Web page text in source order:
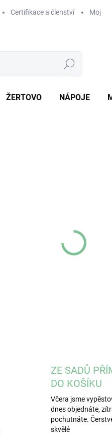
Certifikace a členství Moje
Hledat
ŽERTOVO NÁPOJE
ZE SADŮ
DO KOŠÍKU
Včera jsme
dnes objednáte,
pochutnáte.
skvělé